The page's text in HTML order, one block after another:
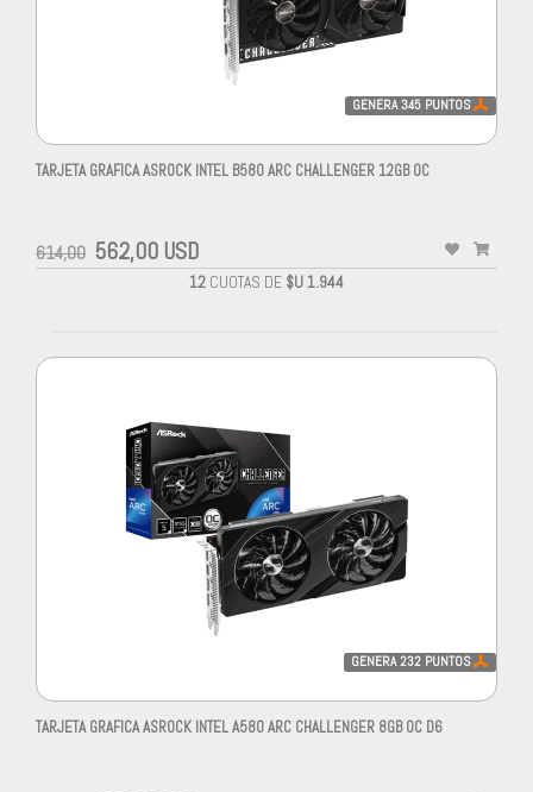
GENERA345 PUNTOS
TARJETA GRAFICA ASROCK INTEL B580 ARC CHALLENGER 12GB OC
614,00 562,00 USD
12 CUOTAS DE $U 1.944
GENERA232 PUNTOS
TARJETA GRAFICA ASROCK INTEL A580 ARC CHALLENGER 8GB OC D6